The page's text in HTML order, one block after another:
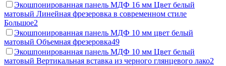
Экошпонированная панель МДФ 16 мм Цвет белый
матовый Линейная фрезеровка в современном стиле
Большое2
Экошпонированная панель МДФ 10 мм цвет белый
матовый Объемная фрезеровка49
Экошпонированная панель МДФ 10 мм Цвет белый
матовый Вертикальная вставка из черного глянцевого лако2